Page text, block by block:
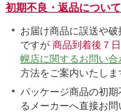
初期不良・返品について
お届け商品に誤送や
ですが 商品到着後７
幌店に関するお問い合
方法をご案内いたしま
パッケージ商品の初
るメーカーへ直接お問